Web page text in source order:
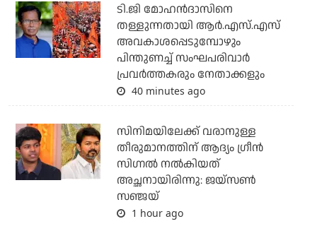
ടി.ജി മോഹന്‍ദാസിനെ
തള്ളുന്നതായി ആര്‍.എസ്.എസ്
അവകാശപ്പെടുമ്പോഴും
പിന്തുണച്ച് സംഘപരിവാര്‍
പ്രവര്‍ത്തകരും നേതാക്കളും
40 minutes ago
സിനിമയിലേക്ക് വരാനുള്ള
തീരുമാനത്തിന് ആദ്യം ഗ്രീൻ
സിഗ്നൽ നൽകിയത്
അച്ഛനായിരിന്നു: ജയ്സൺ
സഞ്ജയ്
1 hour ago